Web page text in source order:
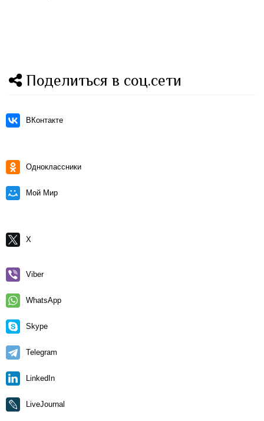
Поделиться в соц.сети
ВКонтакте
Одноклассники
Мой Мир
X
Viber
WhatsApp
Skype
Telegram
LinkedIn
LiveJournal